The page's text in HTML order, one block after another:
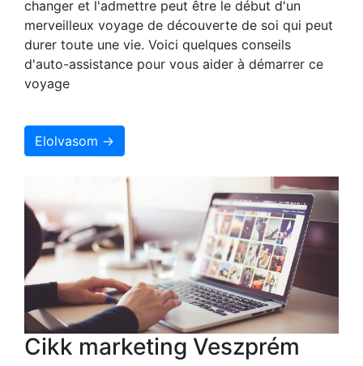
changer et l'admettre peut être le début d'un
merveilleux voyage de découverte de soi qui peut
durer toute une vie. Voici quelques conseils
d'auto-assistance pour vous aider à démarrer ce
voyage
Elolvasom →
Cikk marketing Veszprém